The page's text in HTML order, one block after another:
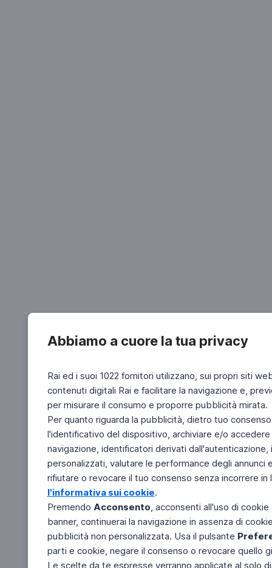
Abbiamo a cuore la tua privacy
Rai ed i suoi 1022 fornitori utilizzano, sui propri siti
contenuti digitali Rai e facilitare la navigazione e,
per misurare il consumo e proporre pubblicità mirata.
Per quanto riguarda la pubblicità, dietro tuo
l'identificativo del dispositivo, archiviare e/o
navigazione, identificatori derivati
personalizzati, valutare le performance degli
rifiutare o revocare il tuo consenso senza incorrere
l'informativa sui cookie.
Premendo Acconsento, acconsenti all'uso di
banner, continuerai la navigazione in assenza di
pubblicità non personalizzata. Usa il pulsante
parti e cookie, negare il consenso o revocare quello
Le scelte da te espresse verranno applicate al solo